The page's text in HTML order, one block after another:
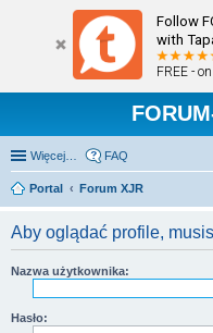
Follow
with
FREE -
Więcej… FAQ
Portal
Forum XJR
Aby oglądać profile,
Nazwa użytkownika:
Hasło: